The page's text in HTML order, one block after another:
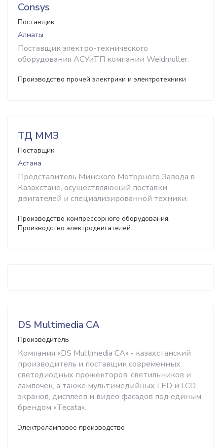
Consys
Поставщик
Алматы
Поставщик электро-технического
оборудования АСУиТП компании Weidmuller.
Производство прочей электрики и электротехники
ТД ММЗ
Поставщик
Астана
Представитель Минского Моторного Завода в
Казахстане, осуществляющий поставки
двигателей и специализированной техники.
Производство компрессорного оборудования,
Производство электродвигателей
DS Multimedia CA
Производитель
Компания «DS Multimedia CA» - казахстанский
производитель и поставщик современных
светодиодных прожекторов, светильников и
лампочек, а также мультимедийных LED и LCD
экранов, дисплеев и видео фасадов под единым
брендом «Tecata».
Электроламповое производство